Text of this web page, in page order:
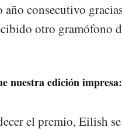
año consecutivo
otro gramófono
nuestra edición impresa:
el premio, Eilish